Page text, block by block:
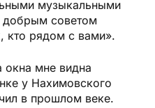
музыкальными
добрым советом
кто рядом с вами».
окна мне видна
у Нахимовского
в прошлом веке.